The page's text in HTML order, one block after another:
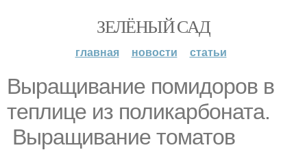
ЗЕЛЁНЫЙ САД
главная новости статьи
Выращивание помидоров в
теплице из поликарбоната.
Выращивание томатов